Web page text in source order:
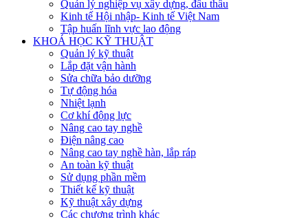
Quản lý nghiệp vụ xây dựng, đấu thầu
Kinh tế Hội nhập- Kinh tế Việt Nam
Tập huấn lĩnh vực lao động
KHOÁ HỌC KỸ THUẬT
Quản lý kỹ thuật
Lắp đặt vận hành
Sửa chữa bảo dưỡng
Tự động hóa
Nhiệt lạnh
Cơ khí động lực
Nâng cao tay nghề
Điện nâng cao
Nâng cao tay nghề hàn, lắp ráp
An toàn kỹ thuật
Sử dụng phần mềm
Thiết kế kỹ thuật
Kỹ thuật xây dựng
Các chương trình khác